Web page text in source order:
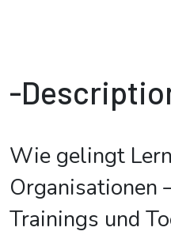
-
Wie gelingt
Organisationen
Trainings und